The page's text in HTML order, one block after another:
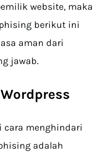
website, maka
berikut ini
aman dari
jawab.
cara menghindari
adalah